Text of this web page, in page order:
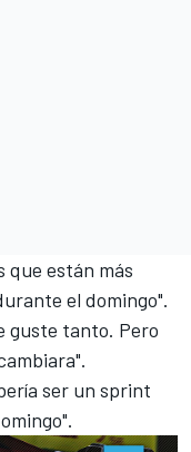
que están más
el domingo".
guste tanto. Pero
ser un sprint